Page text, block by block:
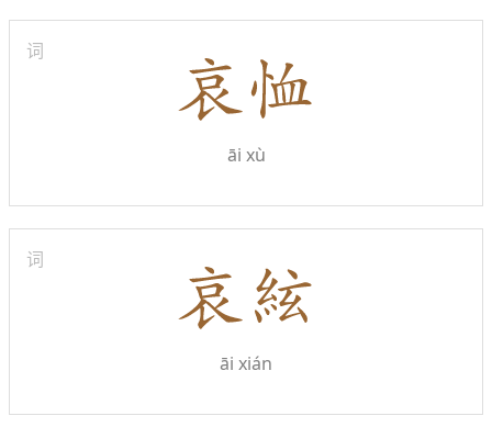
词
āi xù
词
āi xián